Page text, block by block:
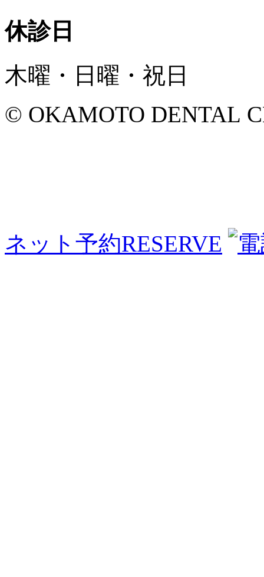
休診日
木曜・日曜・祝日
© OKAMOTO DENTAL
ネット予約RESERVE